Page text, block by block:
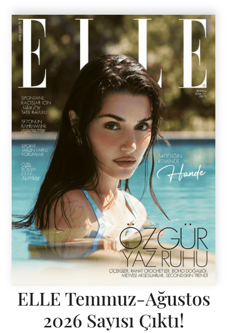
ELLE Temmuz-Ağustos
2026 Sayısı Çıktı!